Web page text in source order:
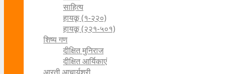
साहित्य
हायकू (१‍-२२०)
हायकू (२२१-५०१)
शिष्य गण
दीक्षित मुनिराज
दीक्षित आर्यिकाएं